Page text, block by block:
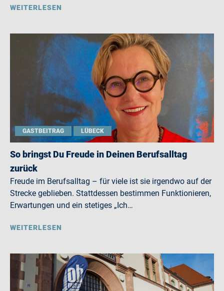
WEITERLESEN
GASTBEITRAG LÜBECK
So bringst Du Freude in Deinen Berufsalltag
zurück
Freude im Berufsalltag – für viele ist sie irgendwo auf der
Strecke geblieben. Stattdessen bestimmen Funktionieren,
Erwartungen und ein stetiges „Ich…
WEITERLESEN